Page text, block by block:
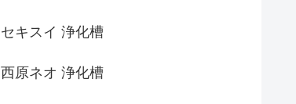
セキスイ 浄化槽
西原ネオ 浄化槽